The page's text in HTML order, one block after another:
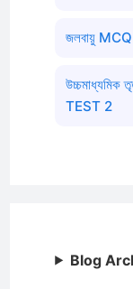
জলবায়ু
উচ্চমাধ্যমিক
TEST 2
Blog